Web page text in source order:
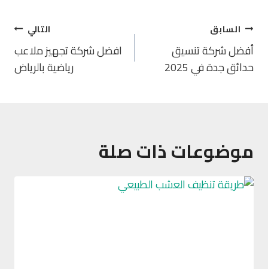
تصفّح
المقالات
السابق
أفضل شركة تنسيق
حدائق جدة في 2025
التالي
افضل شركة تجهيز ملاعب
رياضية بالرياض
موضوعات ذات صلة